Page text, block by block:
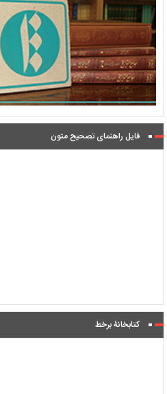
فایل راهنمای تصحیح متون
کتابخانۀ برخط